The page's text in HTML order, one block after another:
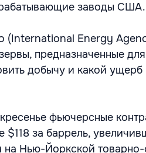
заводы США.
(International Energy
предназначенные
добычу и какой
фьючерсные
$118 за баррель,
на Нью-Йоркской